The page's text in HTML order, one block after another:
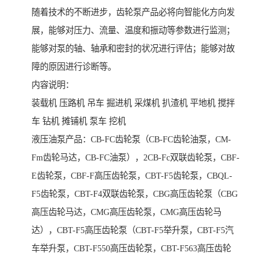
随着技术的不断进步，齿轮泵产品必将向智能化方向发
展，能够对压力、流量、温度和振动等参数进行监测；
能够对泵的轴、轴承和密封的状况进行评估；能够对故
障的原因进行诊断等。
内容说明：
装载机 压路机 吊车 掘进机 采煤机 扒渣机 平地机 搅拌
车 钻机 摊铺机 泵车 挖机
液压油泵产品：CB-FC齿轮泵（CB-FC齿轮油泵，CM-
Fm齿轮马达，CB-FC油泵），2CB-Fc双联齿轮泵，CBF-
E齿轮泵，CBF-F高压齿轮泵，CBT-F5齿轮泵，CBQL-
F5齿轮泵，CBT-F4双联齿轮泵，CBG高压齿轮泵（CBG
高压齿轮马达，CMG高压齿轮泵，CMG高压齿轮马
达），CBT-F5高压齿轮泵（CBT-F5举升泵，CBT-F5汽
车举升泵，CBT-F550高压齿轮泵，CBT-F563高压齿轮